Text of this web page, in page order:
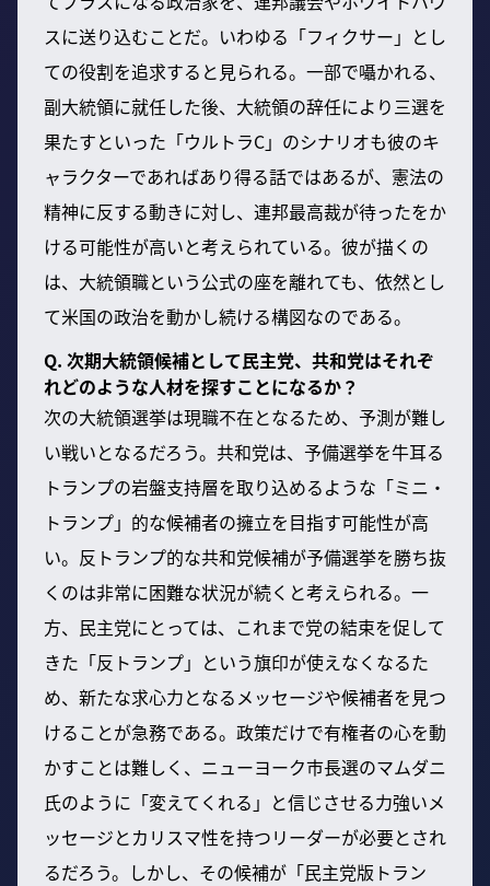
スに送り込むことだ。いわゆる「フィクサー」とし
ての役割を追求すると見られる。一部で囁かれる、
副大統領に就任した後、大統領の辞任により三選を
果たすといった「ウルトラC」のシナリオも彼のキ
ャラクターであればあり得る話ではあるが、憲法の
精神に反する動きに対し、連邦最高裁が待ったをか
ける可能性が高いと考えられている。彼が描くの
は、大統領職という公式の座を離れても、依然とし
て米国の政治を動かし続ける構図なのである。
Q. 次期大統領候補として民主党、共和党はそれぞ
れどのような人材を探すことになるか？
次の大統領選挙は現職不在となるため、予測が難し
い戦いとなるだろう。共和党は、予備選挙を牛耳る
トランプの岩盤支持層を取り込めるような「ミニ・
トランプ」的な候補者の擁立を目指す可能性が高
い。反トランプ的な共和党候補が予備選挙を勝ち抜
くのは非常に困難な状況が続くと考えられる。一
方、民主党にとっては、これまで党の結束を促して
きた「反トランプ」という旗印が使えなくなるた
め、新たな求心力となるメッセージや候補者を見つ
けることが急務である。政策だけで有権者の心を動
かすことは難しく、ニューヨーク市長選のマムダニ
氏のように「変えてくれる」と信じさせる力強いメ
ッセージとカリスマ性を持つリーダーが必要とされ
るだろう。しかし、その候補が「民主党版トラン